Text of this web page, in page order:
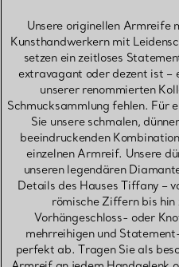
Unsere originellen Armreife
Kunsthandwerkern mit
setzen ein zeitloses
extravagant oder dezent ist –
unserer renommierten
Schmucksammlung fehlen. Für
Sie unsere schmalen,
beeindruckenden
einzelnen Armreif. Unsere
unseren legendären
Details des Hauses Tiffany –
römische Ziffern bis hin
Vorhängeschloss- oder
mehrreihigen und
perfekt ab. Tragen Sie als